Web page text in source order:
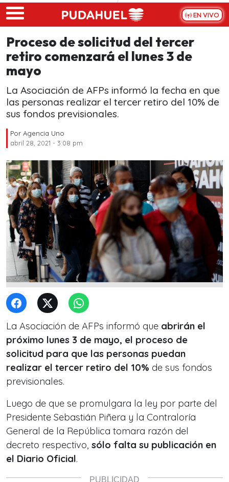
Skip to main content
EN VIVO
Proceso de solicitud del tercer
retiro comenzará el lunes 3 de
mayo
La Asociación de AFPs informó la fecha en que
las personas realizar el tercer retiro del 10% de
sus fondos previsionales.
Por Agencia Uno
abril 28, 2021 - 3:08 pm
La Asociación de AFPs informó que abrirán el
próximo lunes 3 de mayo, el proceso de
solicitud para que las personas puedan
realizar el tercer retiro del 10% de sus fondos
previsionales.
Luego de que se promulgara la ley por parte del
Presidente Sebastián Piñera y la Contraloría
General de la República tomara razón del
decreto respectivo, sólo falta su publicación en
el Diario Oficial.